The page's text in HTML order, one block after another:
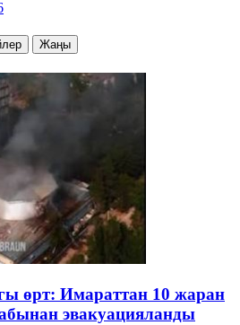
Жаңы
өрт: Имараттан 10 жаран
эвакуацияланды